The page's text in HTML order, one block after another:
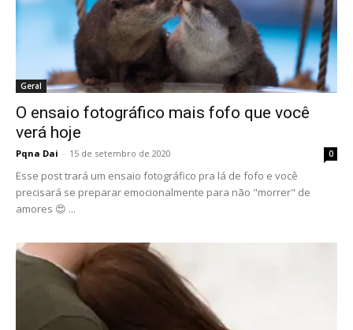
Geral
O ensaio fotográfico mais fofo que você
verá hoje
Pqna Dai - 15 de setembro de 2020 0
Esse post trará um ensaio fotográfico pra lá de fofo e você
precisará se preparar emocionalmente para não "morrer" de
amores 😍 ...